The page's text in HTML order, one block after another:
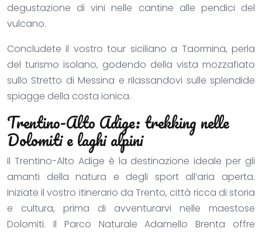
degustazione di vini nelle cantine alle pendici del
vulcano.
Concludete il vostro tour siciliano a Taormina, perla
del turismo isolano, godendo della vista mozzafiato
sullo Stretto di Messina e rilassandovi sulle splendide
spiagge della costa ionica.
Trentino-Alto Adige: trekking nelle
Dolomiti e laghi alpini
Il Trentino-Alto Adige è la destinazione ideale per gli
amanti della natura e degli sport all’aria aperta.
Iniziate il vostro itinerario da Trento, città ricca di storia
e cultura, prima di avventurarvi nelle maestose
Dolomiti. Il Parco Naturale Adamello Brenta offre